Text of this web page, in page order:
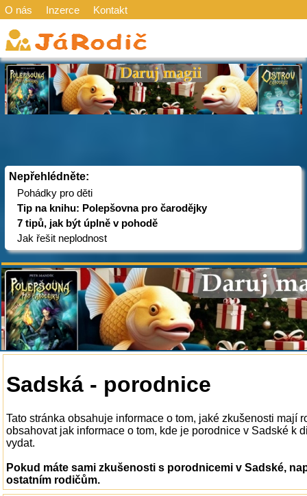
O nás Inzerce Kontakt
Nepřehlédněte:
Pohádky pro děti
Tip na knihu: Polepšovna pro čarodějky
7 tipů, jak být úplně v pohodě
Jak řešit neplodnost
Sadská - porodnice
Tato stránka obsahuje informace o tom, jaké zkušenosti mají
obsahovat jak informace o tom, kde je porodnice v Sadské k
vydat.
Pokud máte sami zkušenosti s porodnicemi v Sadské,
ostatním rodičům.